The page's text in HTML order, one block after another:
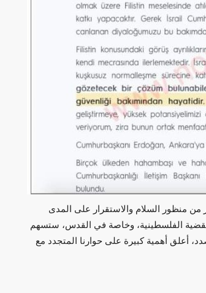
من منظور السلام والاستقرار على المدى
الفلسطينية، وخاصة في القدس، ستسهم
أعلق أهمية كبيرة على حوارنا المتجدد مع